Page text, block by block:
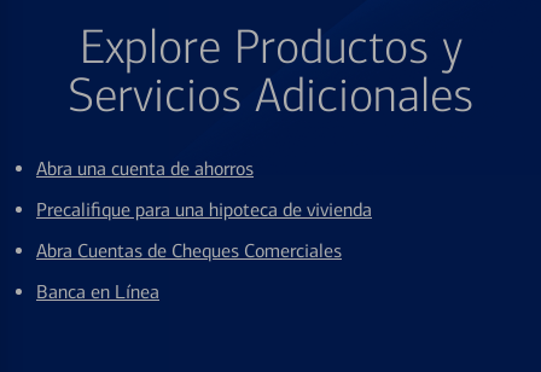
Explore Productos y
Servicios Adicionales
Abra una cuenta de ahorros
Precalifique para una hipoteca de vivienda
Abra Cuentas de Cheques Comerciales
Banca en Línea